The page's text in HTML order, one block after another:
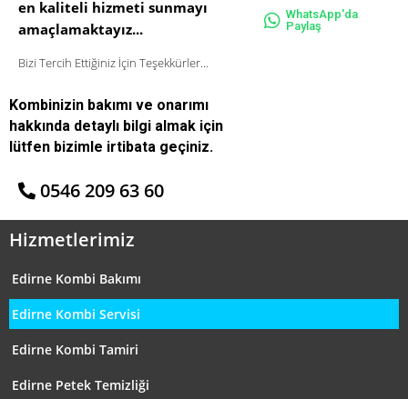
en kaliteli hizmeti sunmayı
amaçlamaktayız...
Bizi Tercih Ettiğiniz İçin Teşekkürler...
Kombinizin bakımı ve onarımı
hakkında detaylı bilgi almak için
lütfen bizimle irtibata geçiniz.
0546 209 63 60
WhatsApp'da
Paylaş
Hizmetlerimiz
Edirne Kombi Bakımı
Edirne Kombi Servisi
Edirne Kombi Tamiri
Edirne Petek Temizliği